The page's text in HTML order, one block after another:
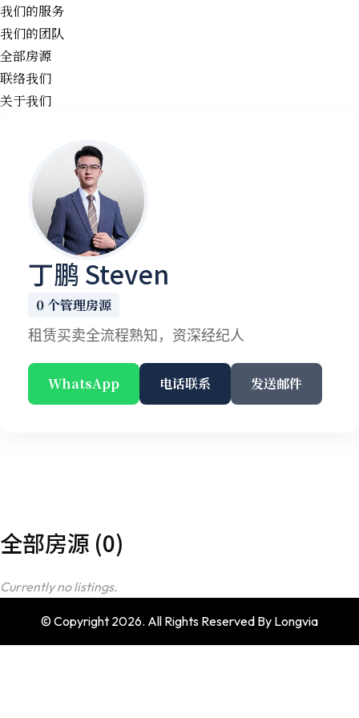
我们的服务
我们的团队
全部房源
联络我们
关于我们
丁鹏 Steven
0 个管理房源
租赁买卖全流程熟知，资深经纪人
WhatsApp 电话联系 发送邮件
全部房源 (0)
Currently no listings.
© Copyright 2026. All Rights Reserved By Longvia